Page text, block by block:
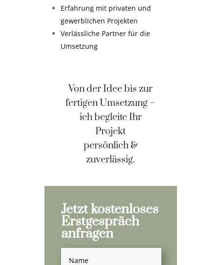
Erfahrung mit privaten und
gewerblichen Projekten
Verlässliche Partner für die
Umsetzung
Von der Idee bis zur
fertigen Umsetzung –
ich begleite Ihr
Projekt
persönlich &
zuverlässig.
Jetzt kostenloses
Erstgespräch
anfragen